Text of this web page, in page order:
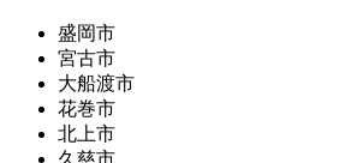
盛岡市
宮古市
大船渡市
花巻市
北上市
久慈市